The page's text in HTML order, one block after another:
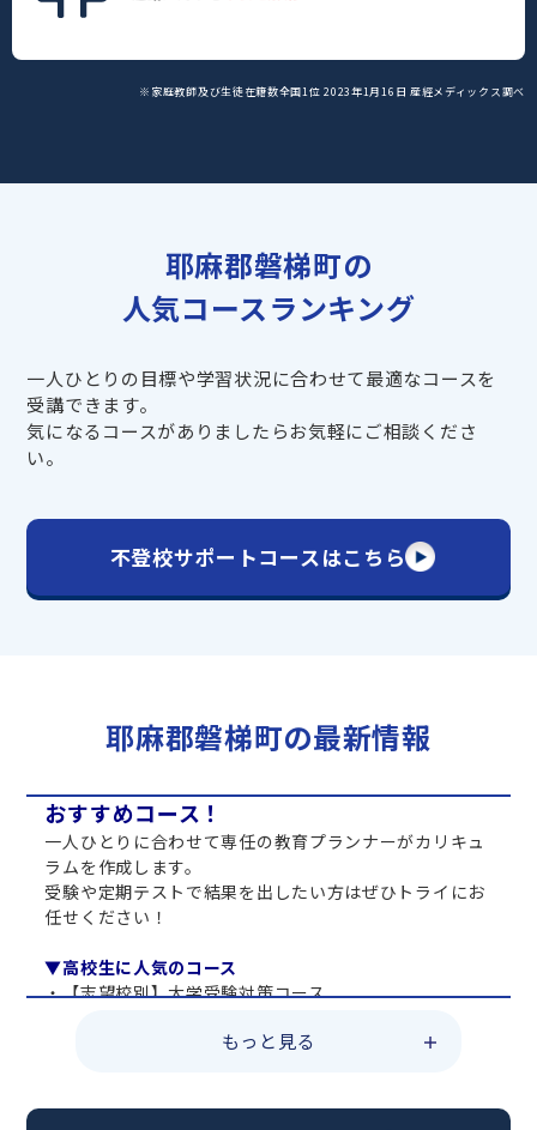
※家庭教師及び生徒在籍数全国1位 2023年1月16日 産經メディックス調べ
耶麻郡磐梯町の
人気コースランキング
一人ひとりの目標や学習状況に合わせて最適なコースを
受講できます。
気になるコースがありましたらお気軽にご相談くださ
い。
不登校サポートコースはこちら
耶麻郡磐梯町の最新情報
おすすめコース！
一人ひとりに合わせて専任の教育プランナーがカリキュ
ラムを作成します。
受験や定期テストで結果を出したい方はぜひトライにお
任せください！
▼高校生に人気のコース
・【志望校別】大学受験対策コース
・総合型選抜直前対策コース
もっと見る